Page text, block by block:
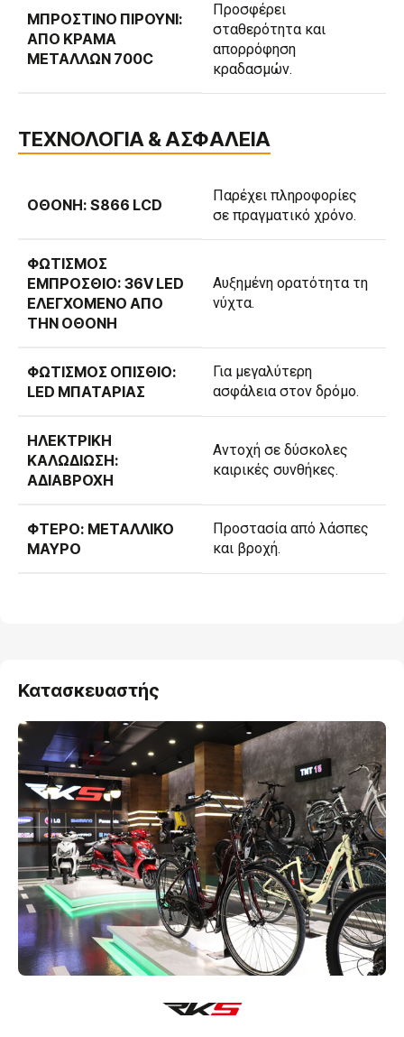
ΜΠΡΟΣΤΙΝΌ ΠΙΡΟΎΝΙ:
ΑΠΌ ΚΡΆΜΑ
ΜΕΤΆΛΛΩΝ 700C
Προσφέρει
σταθερότητα και
απορρόφηση
κραδασμών.
ΤΕΧΝΟΛΟΓΙΑ & ΑΣΦΑΛΕΙΑ
ΟΘΌΝΗ: S866 LCD
Παρέχει πληροφορίες
σε πραγματικό χρόνο.
ΦΩΤΙΣΜΌΣ
ΕΜΠΡΌΣΘΙΟ: 36V LED
ΕΛΕΓΧΌΜΕΝΟ ΑΠΌ
ΤΗΝ ΟΘΌΝΗ
Αυξημένη ορατότητα τη
νύχτα.
ΦΩΤΙΣΜΌΣ ΟΠΊΣΘΙΟ:
LED ΜΠΑΤΑΡΊΑΣ
Για μεγαλύτερη
ασφάλεια στον δρόμο.
ΗΛΕΚΤΡΙΚΉ
ΚΑΛΩΔΊΩΣΗ:
ΑΔΙΆΒΡΟΧΗ
Αντοχή σε δύσκολες
καιρικές συνθήκες.
ΦΤΕΡΌ: ΜΕΤΑΛΛΙΚΌ
ΜΑΎΡΟ
Προστασία από λάσπες
και βροχή.
Κατασκευαστής